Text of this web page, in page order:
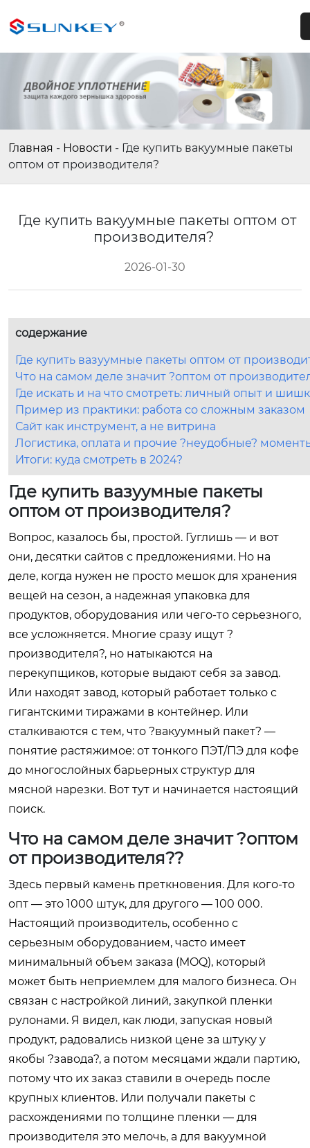
Главная - Новости - Где купить вакуумные пакеты
оптом от производителя?
Где купить вакуумные пакеты оптом от
производителя?
2026-01-30
содержание
Где купить вазуумные пакеты оптом от
Что на самом деле значит ?оптом от
Где искать и на что смотреть: личный опыт и
Пример из практики: работа со сложным заказом
Сайт как инструмент, а не витрина
Логистика, оплата и прочие ?неудобные?
Итоги: куда смотреть в 2024?
Где купить вазуумные пакеты
оптом от производителя?
Вопрос, казалось бы, простой. Гуглишь — и вот
они, десятки сайтов с предложениями. Но на
деле, когда нужен не просто мешок для хранения
вещей на сезон, а надежная упаковка для
продуктов, оборудования или чего-то серьезного,
все усложняется. Многие сразу ищут ?
производителя?, но натыкаются на
перекупщиков, которые выдают себя за завод.
Или находят завод, который работает только с
гигантскими тиражами в контейнер. Или
сталкиваются с тем, что ?вакуумный пакет? —
понятие растяжимое: от тонкого ПЭТ/ПЭ для кофе
до многослойных барьерных структур для
мясной нарезки. Вот тут и начинается настоящий
поиск.
Что на самом деле значит ?оптом
от производителя??
Здесь первый камень преткновения. Для кого-то
опт — это 1000 штук, для другого — 100 000.
Настоящий производитель, особенно с
серьезным оборудованием, часто имеет
минимальный объем заказа (MOQ), который
может быть неприемлем для малого бизнеса. Он
связан с настройкой линий, закупкой пленки
рулонами. Я видел, как люди, запуская новый
продукт, радовались низкой цене за штуку у
якобы ?завода?, а потом месяцами ждали партию,
потому что их заказ ставили в очередь после
крупных клиентов. Или получали пакеты с
расхождениями по толщине пленки — для
производителя это мелочь, а для вакуумной